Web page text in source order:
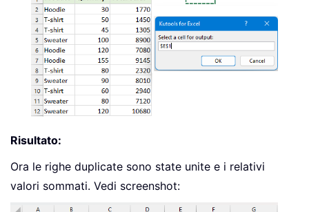
            OutputRange
Next j
        i
= i + 1
Next
Key
Set Dict
Set
SourceRange
Set
OutputRange
Risultato:
Ora le righe duplicate sono state unite e i relativi
valori sommati. Vedi screenshot: